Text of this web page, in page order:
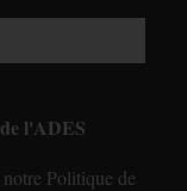
l'ADES
Politique de